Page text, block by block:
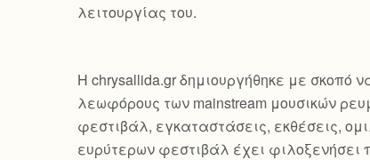
λειτουργίας του.
Η chrysallida.gr δημιουργήθηκε με σκοπό
λεωφόρους των mainstream μουσικών
φεστιβάλ, εγκαταστάσεις, εκθέσεις,
ευρύτερων φεστιβάλ έχει